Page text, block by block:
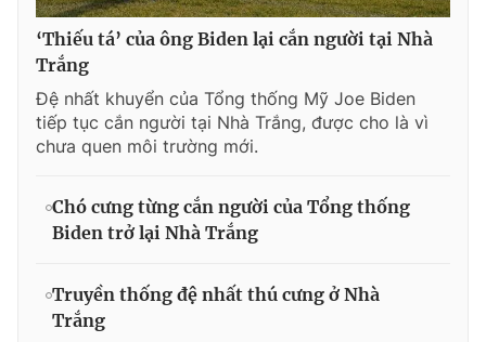
‘Thiếu tá’ của ông Biden lại cắn người tại Nhà
Trắng
Đệ nhất khuyển của Tổng thống Mỹ Joe Biden
tiếp tục cắn người tại Nhà Trắng, được cho là vì
chưa quen môi trường mới.
Chó cưng từng cắn người của Tổng thống
Biden trở lại Nhà Trắng
Truyền thống đệ nhất thú cưng ở Nhà
Trắng